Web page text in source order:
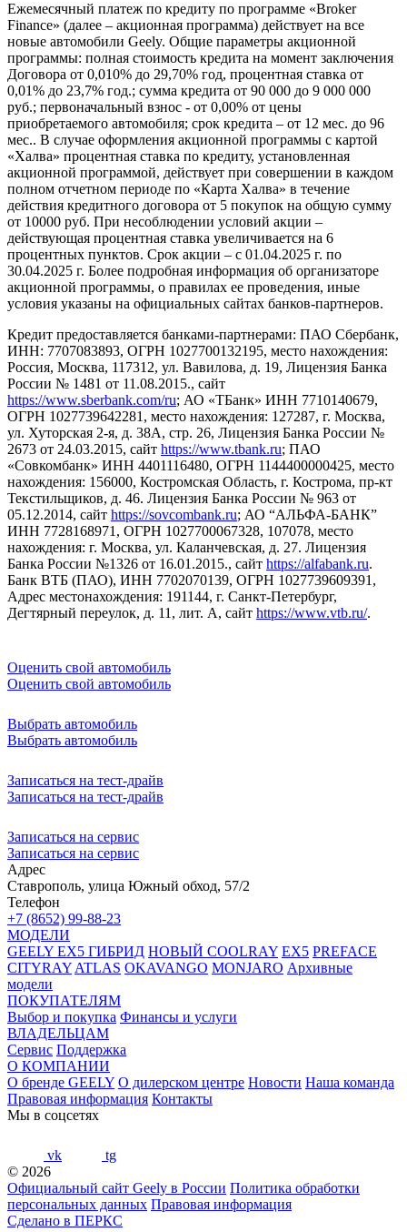
Ежемесячный платеж по кредиту по программе «Broker
Finance» (далее – акционная программа) действует на все
новые автомобили Geely. Общие параметры акционной
программы: полная стоимость кредита на момент заключения
Договора от 0,010% до 29,70% год, процентная ставка от
0,01% до 23,7% год.; сумма кредита от 90 000 до 9 000 000
руб.; первоначальный взнос - от 0,00% от цены
приобретаемого автомобиля; срок кредита – от 12 мес. до 96
мес.. В случае оформления акционной программы с картой
«Халва» процентная ставка по кредиту, установленная
акционной программой, действует при совершении в каждом
полном отчетном периоде по «Карта Халва» в течение
действия кредитного договора от 5 покупок на общую сумму
от 10000 руб. При несоблюдении условий акции –
действующая процентная ставка увеличивается на 6
процентных пунктов. Срок акции – с 01.04.2025 г. по
30.04.2025 г. Более подробная информация об организаторе
акционной программы, о правилах ее проведения, иные
условия указаны на официальных сайтах банков-партнеров.
Кредит предоставляется банками-партнерами: ПАО Сбербанк,
ИНН: 7707083893, ОГРН 1027700132195, место нахождения:
Россия, Москва, 117312, ул. Вавилова, д. 19, Лицензия Банка
России № 1481 от 11.08.2015., сайт
https://www.sberbank.com/ru; АО «ТБанк» ИНН 7710140679,
ОГРН 1027739642281, место нахождения: 127287, г. Москва,
ул. Хуторская 2-я, д. 38А, стр. 26, Лицензия Банка России №
2673 от 24.03.2015, сайт https://www.tbank.ru; ПАО
«Совкомбанк» ИНН 4401116480, ОГРН 1144400000425, место
нахождения: 156000, Костромская Область, г. Кострома, пр-кт
Текстильщиков, д. 46. Лицензия Банка России № 963 от
05.12.2014, сайт https://sovcombank.ru; АО “АЛЬФА-БАНК”
ИНН 7728168971, ОГРН 1027700067328, 107078, место
нахождения: г. Москва, ул. Каланчевская, д. 27. Лицензия
Банка России №1326 от 16.01.2015., сайт https://alfabank.ru.
Банк ВТБ (ПАО), ИНН 7702070139, ОГРН 1027739609391,
Адрес местонахождения: 191144, г. Санкт-Петербург,
Дегтярный переулок, д. 11, лит. А, сайт https://www.vtb.ru/.
Оценить свой автомобиль
Оценить свой автомобиль
Выбрать автомобиль
Выбрать автомобиль
Записаться на тест-драйв
Записаться на тест-драйв
Записаться на сервис
Записаться на сервис
Адрес
Ставрополь, улица Южный обход, 57/2
Телефон
+7 (8652) 99-88-23
МОДЕЛИ
GEELY EX5 ГИБРИД НОВЫЙ COOLRAY EX5 PREFACE
CITYRAY ATLAS OKAVANGO MONJARO Архивные
модели
ПОКУПАТЕЛЯМ
Выбор и покупка Финансы и услуги
ВЛАДЕЛЬЦАМ
Сервис Поддержка
О КОМПАНИИ
О бренде GEELY О дилерском центре Новости Наша команда
Правовая информация Контакты
Мы в соцсетях
vk
tg
© 2026
Официальный сайт Geely в России Политика обработки
персональных данных Правовая информация
Сделано в ПЕРКС